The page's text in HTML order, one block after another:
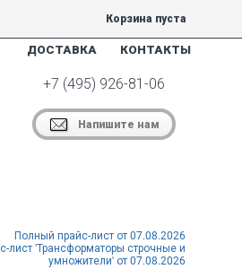
Корзина пуста
ДОСТАВКА КОНТАКТЫ
+7 (495) 926-81-06
Напишите нам
Полный прайс-лист от 07.08.2026
лист 'Трансформаторы строчные и
умножители' от 07.08.2026